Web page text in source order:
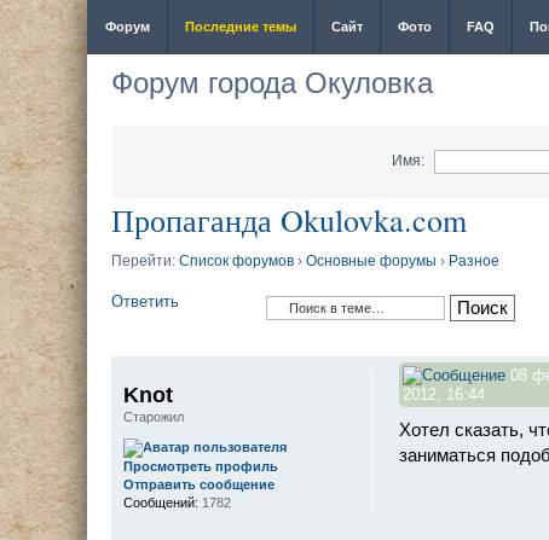
Форум Последние темы Сайт Фото FAQ
Форум города Окуловка
Имя:
Пропаганда Okulovka.com
Перейти: Список форумов › Основные форумы › Разное
Ответить
08
2012, 16:44
Хотел сказать,
заниматься
Knot
Старожил
Просмотреть профиль
Отправить сообщение
Сообщений: 1782